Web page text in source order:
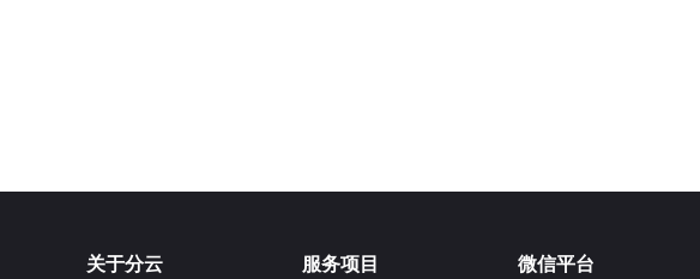
关于分云 服务项目 微信平台